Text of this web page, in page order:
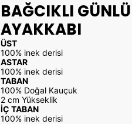
BAĞCIKLI
AYAKKABI
ÜST
100% inek derisi
ASTAR
100% inek derisi
TABAN
100% Doğal Kauçuk
2 cm Yükseklik
İÇ TABAN
100% inek derisi